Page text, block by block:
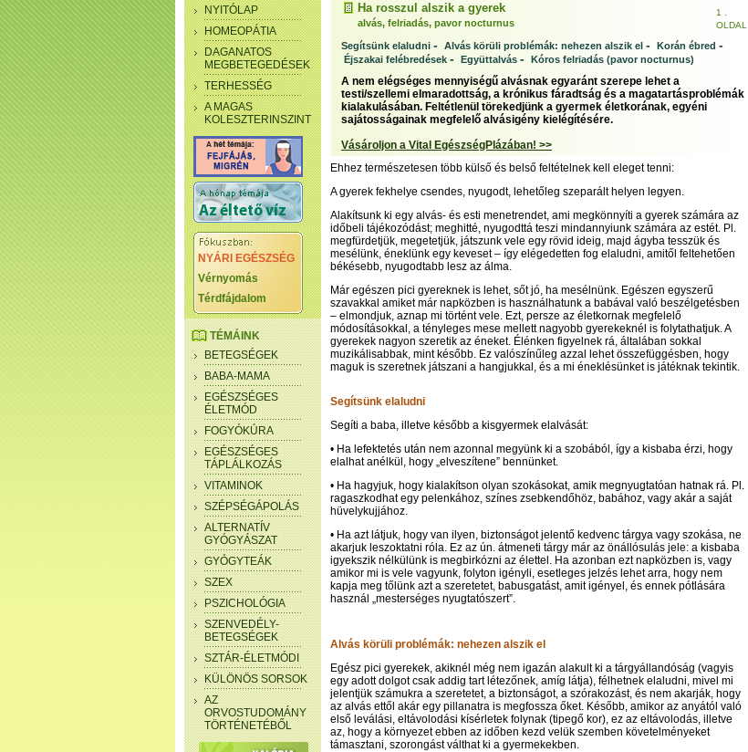
NYITÓLAP
HOMEOPÁTIA
DAGANATOS
MEGBETEGEDÉSEK
TERHESSÉG
A MAGAS
KOLESZTERINSZINT
NYÁRI EGÉSZSÉG
Vérnyomás
Térdfájdalom
TÉMÁINK
BETEGSÉGEK
BABA-MAMA
EGÉSZSÉGES
ÉLETMÓD
FOGYÓKÚRA
EGÉSZSÉGES
TÁPLÁLKOZÁS
VITAMINOK
SZÉPSÉGÁPOLÁS
ALTERNATÍV
GYÓGYÁSZAT
GYÓGYTEÁK
SZEX
PSZICHOLÓGIA
SZENVEDÉLY-
BETEGSÉGEK
SZTÁR-ÉLETMÓDI
KÜLÖNÖS SORSOK
AZ
ORVOSTUDOMÁNY
TÖRTÉNETÉBŐL
Ha rosszul alszik a gyerek
alvás, felriadás, pavor nocturnus
1 .
OLDAL
Segítsünk elaludni - Alvás körüli problémák: nehezen alszik el - Korán ébred -
Éjszakai felébredések - Együttalvás - Kóros felriadás (pavor nocturnus)
A nem elégséges mennyiségű alvásnak egyaránt szerepe lehet a
testi/szellemi elmaradottság, a krónikus fáradtság és a magatartásproblémák
kialakulásában. Feltétlenül törekedjünk a gyermek életkorának, egyéni
sajátosságainak megfelelő alvásigény kielégítésére.
Vásároljon a Vital EgészségPlázában! >>
Ehhez természetesen több külső és belső feltételnek kell eleget tenni:
A gyerek fekhelye csendes, nyugodt, lehetőleg szeparált helyen legyen.
Alakítsunk ki egy alvás- és esti menetrendet, ami megkönnyíti a gyerek számára az
időbeli tájékozódást; meghitté, nyugodttá teszi mindannyiunk számára az estét. Pl.
megfürdetjük, megetetjük, játszunk vele egy rövid ideig, majd ágyba tesszük és
mesélünk, éneklünk egy keveset – így elégedetten fog elaludni, amitől feltehetően
békésebb, nyugodtabb lesz az álma.
Már egészen pici gyereknek is lehet, sőt jó, ha mesélnünk. Egészen egyszerű
szavakkal amiket már napközben is használhatunk a babával való beszélgetésben
– elmondjuk, aznap mi történt vele. Ezt, persze az életkornak megfelelő
módosításokkal, a tényleges mese mellett nagyobb gyerekeknél is folytathatjuk. A
gyerekek nagyon szeretik az éneket. Élénken figyelnek rá, általában sokkal
muzikálisabbak, mint később. Ez valószínűleg azzal lehet összefüggésben, hogy
maguk is szeretnek játszani a hangjukkal, és a mi éneklésünket is játéknak tekintik.
Segítsünk elaludni
Segíti a baba, illetve később a kisgyermek elalvását:
• Ha lefektetés után nem azonnal megyünk ki a szobából, így a kisbaba érzi, hogy
elalhat anélkül, hogy „elveszítene” bennünket.
• Ha hagyjuk, hogy kialakítson olyan szokásokat, amik megnyugtatóan hatnak rá. Pl.
ragaszkodhat egy pelenkához, színes zsebkendőhöz, babához, vagy akár a saját
hüvelykujjához.
• Ha azt látjuk, hogy van ilyen, biztonságot jelentő kedvenc tárgya vagy szokása, ne
akarjuk leszoktatni róla. Ez az ún. átmeneti tárgy már az önállósulás jele: a kisbaba
igyekszik nélkülünk is megbirkózni az élettel. Ha azonban ezt napközben is, vagy
amikor mi is vele vagyunk, folyton igényli, esetleges jelzés lehet arra, hogy nem
kapja meg tőlünk azt a szeretetet, babusgatást, amit igényel, és ennek pótlására
használ „mesterséges nyugtatószert”.
Alvás körüli problémák: nehezen alszik el
Egész pici gyerekek, akiknél még nem igazán alakult ki a tárgyállandóság (vagyis
egy adott dolgot csak addig tart létezőnek, amíg látja), félhetnek elaludni, mivel mi
jelentjük számukra a szeretetet, a biztonságot, a szórakozást, és nem akarják, hogy
az alvás ettől akár egy pillanatra is megfossza őket. Később, amikor az anyától való
első leválási, eltávolodási kísérletek folynak (tipegő kor), ez az eltávolodás, illetve
az, hogy a környezet ebben az időben kezd velük szemben követelményeket
támasztani, szorongást válthat ki a gyermekekben.